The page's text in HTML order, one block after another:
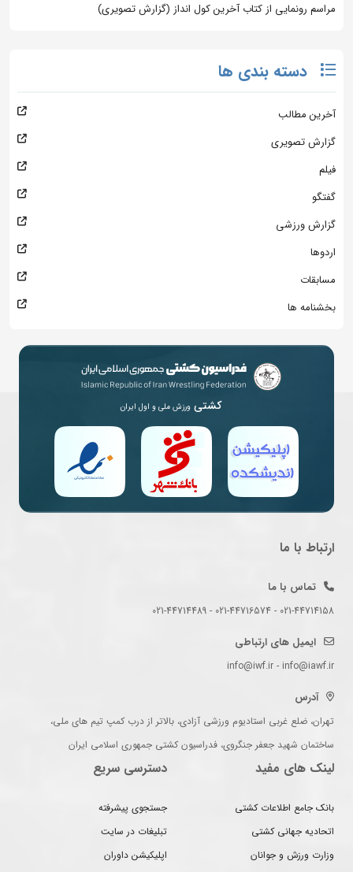
مراسم رونمایی از کتاب آخرین کول انداز (گزارش تصویری)
دسته بندی ها
آخرین مطالب
گزارش تصویری
فیلم
گفتگو
گزارش ورزشی
اردوها
مسابقات
بخشنامه ها
کشتی ورزش ملی و اول ایران
ارتباط با ما
تماس با ما
021-44714158 - 021-44716574 - 021-44714489
ایمیل های ارتباطی
info@iwf.ir - info@iawf.ir
آدرس
تهران، ضلع غربی استادیوم ورزشی آزادی، بالاتر از درب کمپ تیم های ملی،
ساختمان شهید جعفر جنگروی، فدراسیون کشتی جمهوری اسلامی ایران
لینک های مفید
بانک جامع اطلاعات کشتی
اتحادیه جهانی کشتی
وزارت ورزش و جوانان
دسترسی سریع
جستجوی پیشرفته
تبلیغات در سایت
اپلیکیشن داوران